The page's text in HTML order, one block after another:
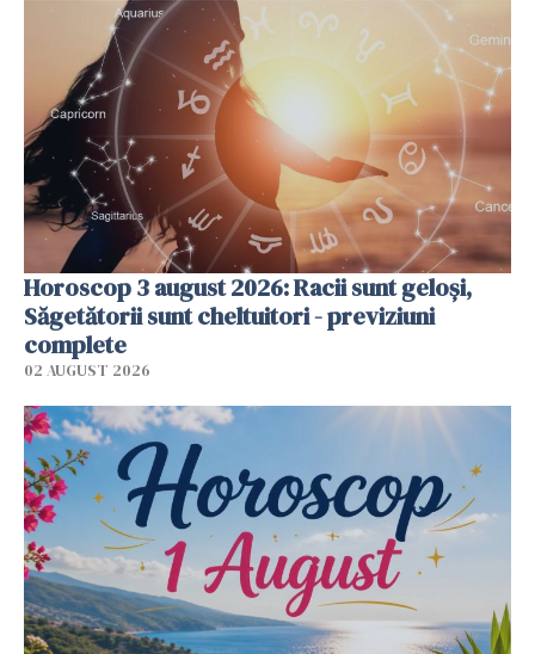
Horoscop 3 august 2026: Racii sunt geloși,
Săgetătorii sunt cheltuitori - previziuni
complete
02 AUGUST 2026